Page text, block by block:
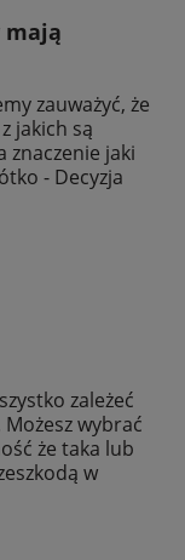
mają
zauważyć, że
jakich są
znaczenie jaki
- Decyzja
zależeć
wybrać
że taka lub
w